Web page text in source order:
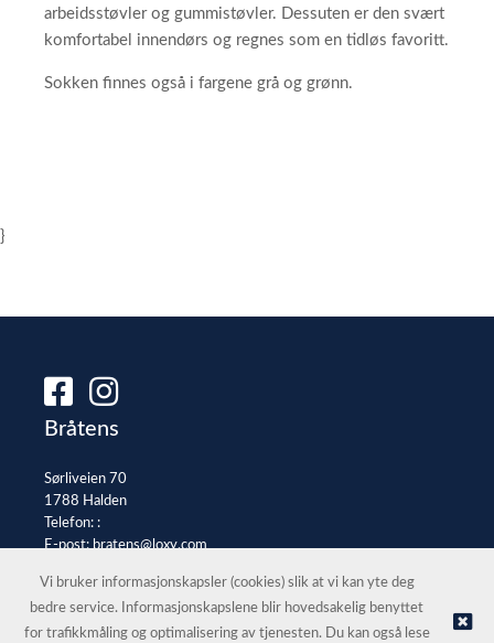
arbeidsstøvler og gummistøvler. Dessuten er den svært
komfortabel innendørs og regnes som en tidløs favoritt.
Sokken finnes også i fargene grå og grønn.
}
Bråtens
Sørliveien 70
1788 Halden
Telefon: :
E-post:bratens@loxy.com
© Bråtens |Nettbutikk levert av Kréatif
Vi bruker informasjonskapsler (cookies) slik at vi kan yte deg
bedre service. Informasjonskapslene blir hovedsakelig benyttet
for trafikkmåling og optimalisering av tjenesten. Du kan også lese